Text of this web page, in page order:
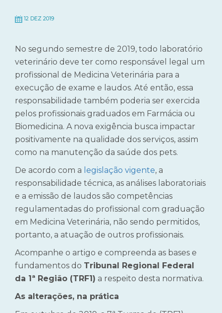
12 DEZ 2019
No segundo semestre de 2019, todo laboratório
veterinário deve ter como responsável legal um
profissional de Medicina Veterinária para a
execução de exame e laudos. Até então, essa
responsabilidade também poderia ser exercida
pelos profissionais graduados em Farmácia ou
Biomedicina. A nova exigência busca impactar
positivamente na qualidade dos serviços, assim
como na manutenção da saúde dos pets.
De acordo com a legislação vigente, a
responsabilidade técnica, as análises laboratoriais
e a emissão de laudos são competências
regulamentadas do profissional com graduação
em Medicina Veterinária, não sendo permitidos,
portanto, a atuação de outros profissionais.
Acompanhe o artigo e compreenda as bases e
fundamentos do Tribunal Regional Federal
da 1ª Região (TRF1) a respeito desta normativa.
As alterações, na prática